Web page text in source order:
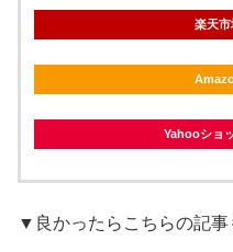
楽天
Yahooショ
▼良かったらこちらの記事